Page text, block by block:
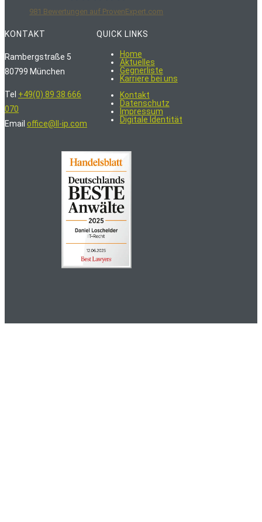
LoschelderLeisenberg Rechtsanwälte
981 Bewertungen auf ProvenExpert.com
KONTAKT
Rambergstraße 5
80799 München
Tel +49(0) 89 38 666
070
Email office@ll-ip.com
QUICK LINKS
Home
Aktuelles
Gegnerliste
Karriere bei uns
Kontakt
Datenschutz
Impressum
Digitale Identität